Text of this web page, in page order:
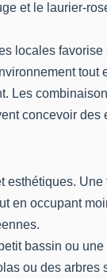
et le laurier-
locales
tout
Les
concevoir
occupant
bassin ou
ou des